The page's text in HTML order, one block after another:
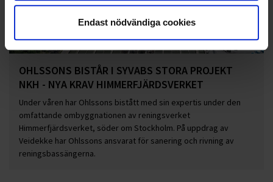
Endast nödvändiga cookies
OHLSSONS BISTÅR I SYVABS STORA PROJEKT
NKH - NYA KRAV HIMMERFJÄRDSVERKET
Under våren har Ohlssons bistått med sin expertis under den
omfattande ombyggnationen av reningsverket
Himmerfjärdsverket, söder om Stockholm. På uppdrag av
Veidekke har Ohlssons ansvarat för sanering och rivning av
reningsbassängerna.